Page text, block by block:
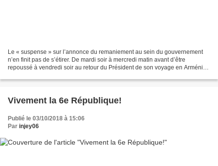
Le « suspense » sur l’annonce du remaniement au sein du gouvernement
n’en finit pas de s’étirer. De mardi soir à mercredi matin avant d’être
repoussé à vendredi soir au retour du Président de son voyage en Arménie,
Vivement la 6e République!
Publié le 03/10/2018 à 15:06
Par injey06